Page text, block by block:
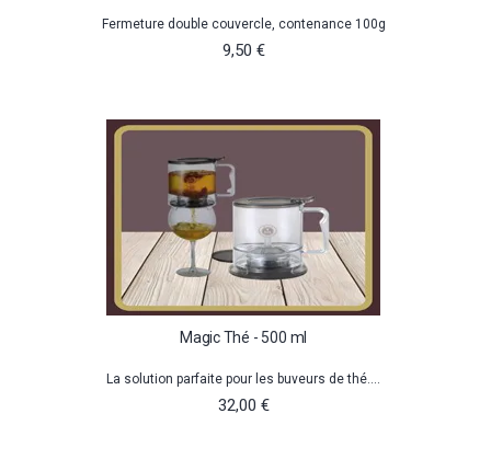
Fermeture double couvercle, contenance 100g
9,50 €
Magic Thé - 500 ml
La solution parfaite pour les buveurs de thé....
32,00 €